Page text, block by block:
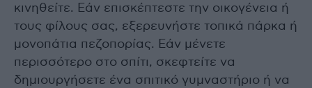
κινηθείτε. Εάν επισκέπτεστε την οικογένεια ή
τους φίλους σας, εξερευνήστε τοπικά πάρκα ή
μονοπάτια πεζοπορίας. Εάν μένετε
περισσότερο στο σπίτι, σκεφτείτε να
δημιουργήσετε ένα σπιτικό γυμναστήριο ή να